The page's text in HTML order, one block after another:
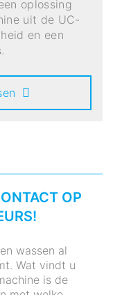
oplossing
uit de UC-
en een
OP
wassen al
Wat vindt u
is de